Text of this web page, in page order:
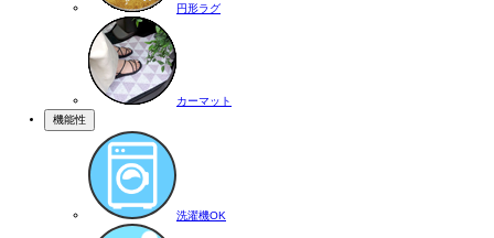
円形ラグ
カーマット
機能性
洗濯機OK